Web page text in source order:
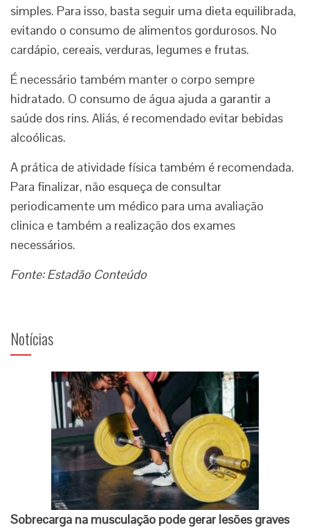
simples. Para isso, basta seguir uma dieta equilibrada,
evitando o consumo de alimentos gordurosos. No
cardápio, cereais, verduras, legumes e frutas.
É necessário também manter o corpo sempre
hidratado. O consumo de água ajuda a garantir a
saúde dos rins. Aliás, é recomendado evitar bebidas
alcoólicas.
A prática de atividade física também é recomendada.
Para finalizar, não esqueça de consultar
periodicamente um médico para uma avaliação
clinica e também a realização dos exames
necessários.
Fonte: Estadão Conteúdo
Notícias
Sobrecarga na musculação pode gerar lesões graves